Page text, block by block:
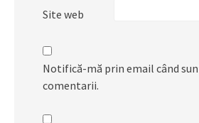
Site web
Notifică-mă prin email când
comentarii.